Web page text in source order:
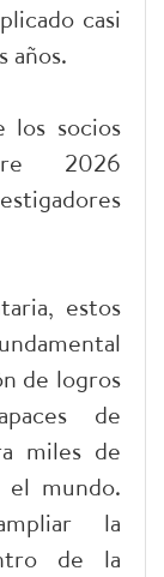
casi
años.
los socios
2026
estos
de logros
de
miles de
el mundo.
la
de la